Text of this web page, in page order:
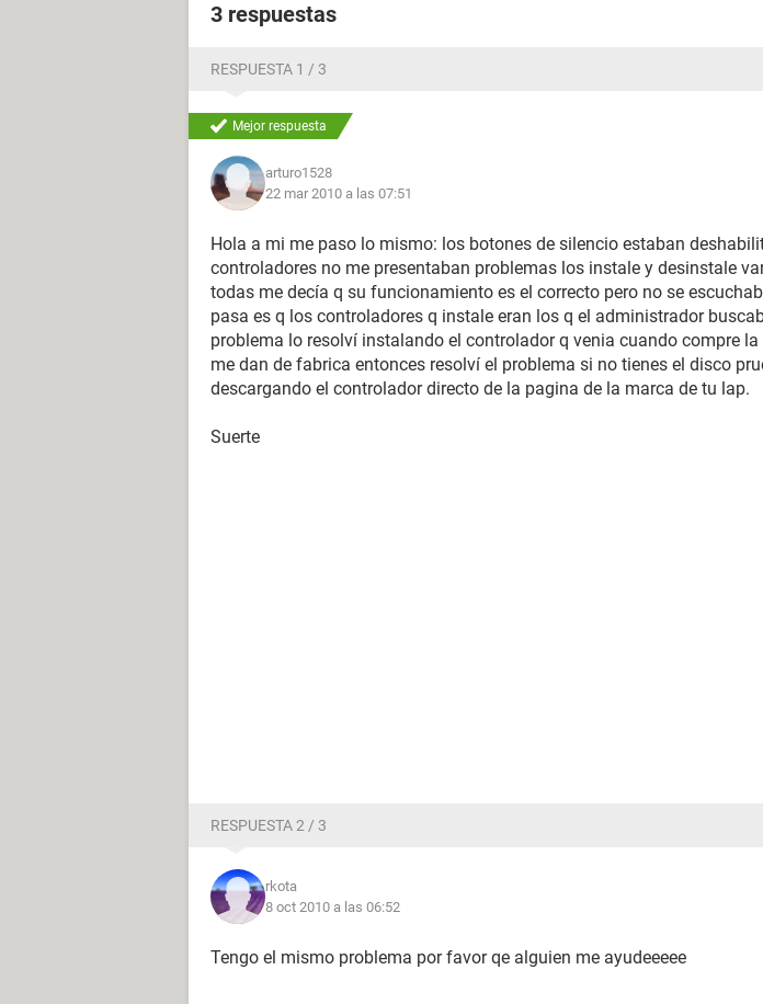
3 respuestas
RESPUESTA 1 / 3
Mejor respuesta
arturo1528
22 mar 2010 a las 07:51
Hola a mi me paso lo mismo: los botones de silencio estaban
controladores no me presentaban problemas los instale y desinstale
todas me decía q su funcionamiento es el correcto pero no se
pasa es q los controladores q instale eran los q el administrador
problema lo resolví instalando el controlador q venia cuando compre la
me dan de fabrica entonces resolví el problema si no tienes el disco
descargando el controlador directo de la pagina de la marca de tu lap.
Suerte
RESPUESTA 2 / 3
rkota
8 oct 2010 a las 06:52
Tengo el mismo problema por favor qe alguien me ayudeeeee